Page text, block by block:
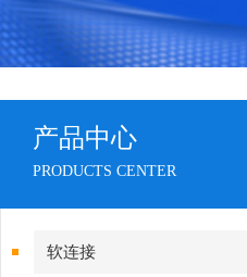
产品中心
PRODUCTS CENTER
软连接